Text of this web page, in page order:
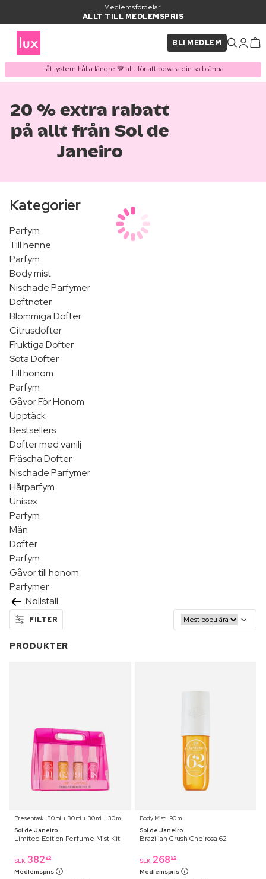
Medlemsfördelar:
ALLT TILL MEDLEMSPRIS
BLI MEDLEM
Låt lystern hålla längre 🤎 allt för att bevara din solbränna
20 % extra rabatt
på allt från Sol de
Janeiro
Kategorier
Parfym
Till henne
Parfym
Body mist
Nischade Parfymer
Doftnoter
Blommiga Dofter
Citrusdofter
Fruktiga Dofter
Söta Dofter
Till honom
Parfym
Gåvor För Honom
Upptäck
Bestsellers
Dofter med vanilj
Fräscha Dofter
Nischade Parfymer
Hårparfym
Unisex
Parfym
Män
Dofter
Parfym
Gåvor till honom
Parfymer
Nollställ
FILTER
PRODUKTER
Presentask ⋅ 30 ml + 30 ml + 30 ml + 30 ml
Sol de Janeiro
Limited Edition Perfume Mist Kit
SEK 382 95
Medlemspris
Body Mist ⋅ 90 ml
Sol de Janeiro
Brazilian Crush Cheirosa 62
SEK 268 95
Medlemspris